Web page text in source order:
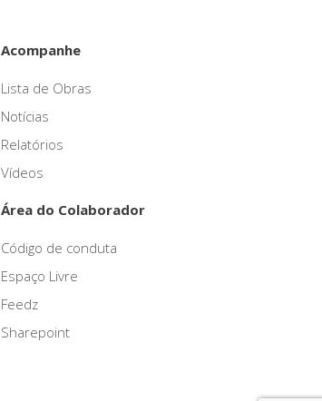
Acompanhe
Lista de Obras
Notícias
Relatórios
Vídeos
Área do Colaborador
Código de conduta
Espaço Livre
Feedz
Sharepoint